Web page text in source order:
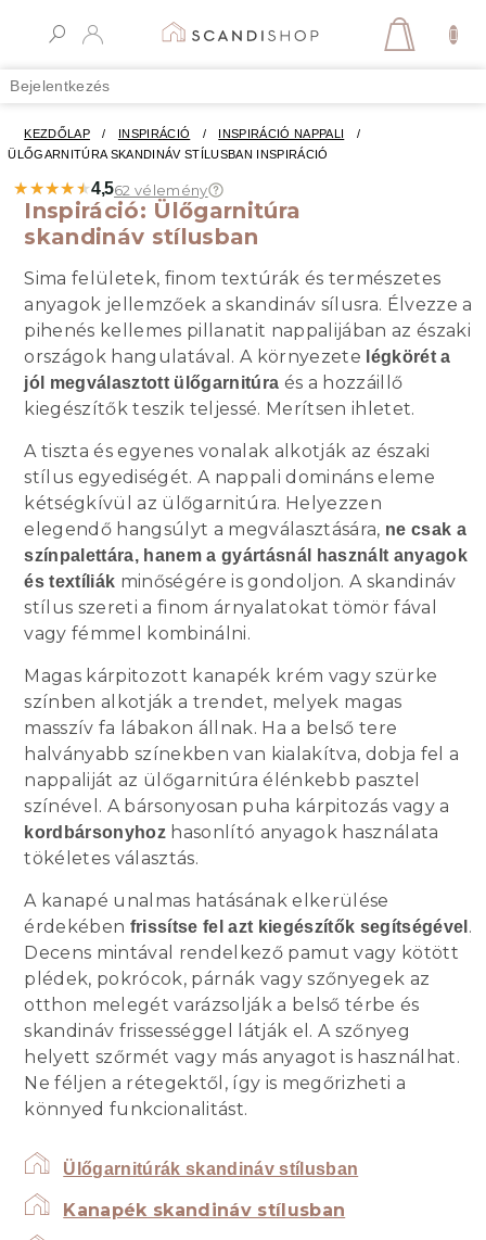
Bejelentkezés
KOSÁR
KEZDŐLAP / INSPIRÁCIÓ / INSPIRÁCIÓ NAPPALI
/
ÜLŐGARNITÚRA SKANDINÁV STÍLUSBAN INSPIRÁCIÓ
★★★★★
★★★★★4,562 vélemény
Inspiráció: Ülőgarnitúra
skandináv stílusban
Sima felületek, finom textúrák és természetes
anyagok jellemzőek a skandináv sílusra. Élvezze a
pihenés kellemes pillanatit nappalijában az északi
országok hangulatával. A környezete légkörét a
jól megválasztott ülőgarnitúra és a hozzáillő
kiegészítők teszik teljessé. Merítsen ihletet.
A tiszta és egyenes vonalak alkotják az északi
stílus egyediségét. A nappali domináns eleme
kétségkívül az ülőgarnitúra. Helyezzen
elegendő hangsúlyt a megválasztására, ne csak a
színpalettára, hanem a gyártásnál használt anyagok
és textíliák minőségére is gondoljon. A skandináv
stílus szereti a finom árnyalatokat tömör fával
vagy fémmel kombinálni.
Magas kárpitozott kanapék krém vagy szürke
színben alkotják a trendet, melyek magas
masszív fa lábakon állnak. Ha a belső tere
halványabb színekben van kialakítva, dobja fel a
nappaliját az ülőgarnitúra élénkebb pasztel
színével. A bársonyosan puha kárpitozás vagy a
kordbársonyhozhasonlító anyagok használata
tökéletes választás.
A kanapé unalmas hatásának elkerülése
érdekében frissítse fel azt kiegészítők segítségével .
Decens mintával rendelkező pamut vagy kötött
plédek, pokrócok, párnák vagy szőnyegek az
otthon melegét varázsolják a belső térbe és
skandináv frissességgel látják el. A szőnyeg
helyett szőrmét vagy más anyagot is használhat.
Ne féljen a rétegektől, így is megőrizheti a
könnyed funkcionalitást.
Ülőgarnitúrák skandináv stílusban
Kanapék skandináv stílusban